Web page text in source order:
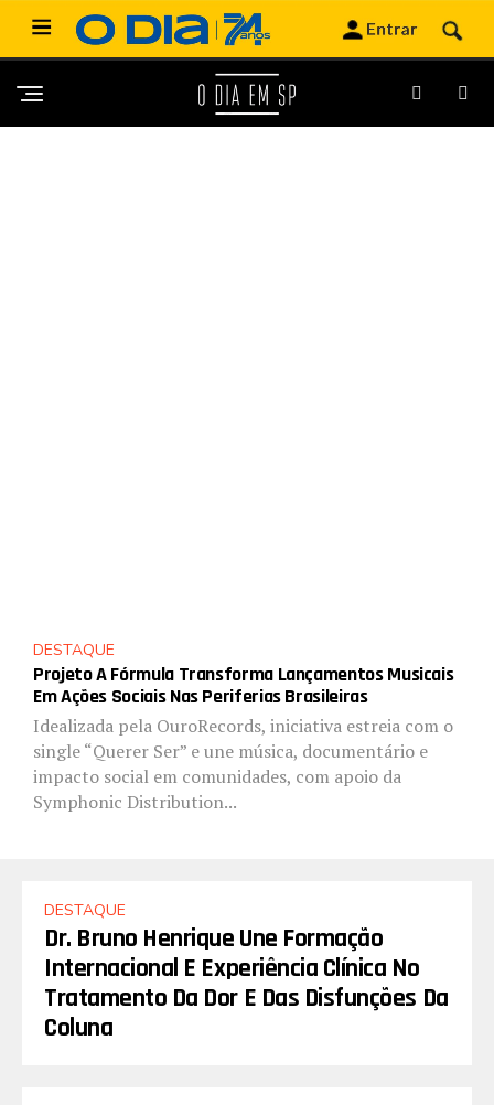
DESTAQUE
Projeto A Fórmula Transforma Lançamentos Musicais
Em Ações Sociais Nas Periferias Brasileiras
Idealizada pela OuroRecords, iniciativa estreia com o
single “Querer Ser” e une música, documentário e
impacto social em comunidades, com apoio da
Symphonic Distribution...
DESTAQUE
Dr. Bruno Henrique Une Formação
Internacional E Experiência Clínica No
Tratamento Da Dor E Das Disfunções Da
Coluna